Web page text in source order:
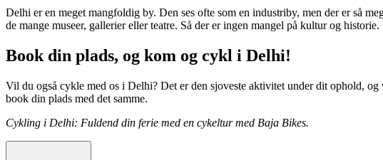
Delhi er en meget mangfoldig by. Den ses ofte som en industriby, men der er så
de mange museer, gallerier eller teatre. Så der er ingen mangel på kultur og historie.
Book din plads, og kom og cykl i Delhi!
Vil du også cykle med os i Delhi? Det er den sjoveste aktivitet under dit ophold,
book din plads med det samme.
Cykling i Delhi: Fuldend din ferie med en cykeltur med Baja Bikes.